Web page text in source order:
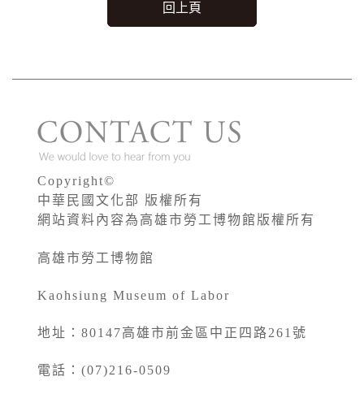
回上頁
Copyright©
中華民國文化部 版權所有
網站資料內容為高雄市勞工博物館版權所有
高雄市勞工博物館
Kaohsiung Museum of Labor
地址：80147高雄市前金區中正四路261號
電話：(07)216-0509